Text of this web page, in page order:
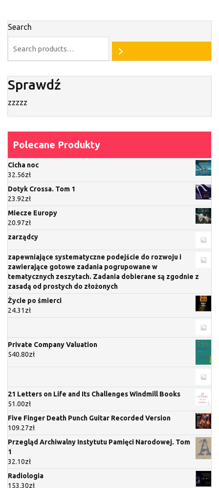
Search
Sprawdź
zzzzz
Polecane Produkty
Cicha noc
32.56zł
Dotyk Crossa. Tom 1
23.92zł
Miecze Europy
20.97zł
zarządcy
zapewniające systematyczne podejście do rozwoju i
zawierające gotowe zadania pogrupowane w
tematycznych zeszytach. Zadania dobierane są zgodnie z
zasadą od prostych do złożonych
Życie po śmierci
24.31 zł
Private Company Valuation
540.80zł
21 Letters on Life and Its Challenges Windmill Books
51.00zł
Five Finger Death Punch Guitar Recorded Version
109.27zł
Przegląd Archiwalny Instytutu Pamięci Narodowej. Tom
1
32.10zł
Radiologia
153.30zł